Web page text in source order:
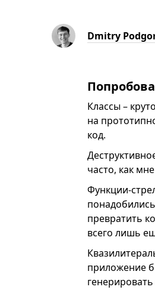
Dmitry
Классы –
на
код.
часто, как
Функции-
превратить
всего лишь
приложение